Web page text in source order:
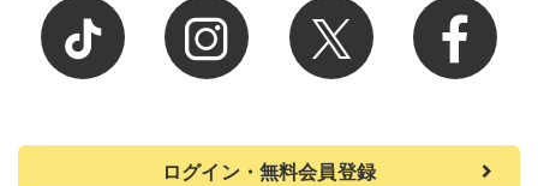
ログイン・無料会員登録